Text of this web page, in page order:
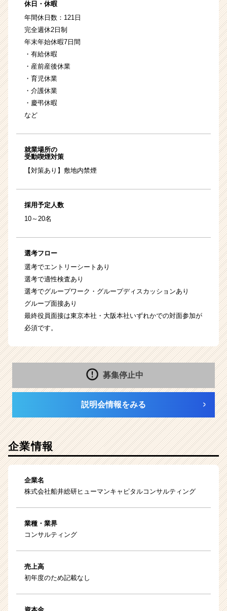
休日・休暇
年間休日数：121日
完全週休2日制
年末年始休暇7日間
・有給休暇
・産前産後休業
・育児休業
・介護休業
・慶弔休暇
など
就業場所の
受動喫煙対策
【対策あり】敷地内禁煙
採用予定人数
10～20名
選考フロー
選考でエントリーシートあり
選考で適性検査あり
選考でグループワーク・グループディスカッションあり
グループ面接あり
最終役員面接は東京本社・大阪本社いずれかでの対面参加が
必須です。
募集停止中
説明会情報をみる
企業情報
企業名
株式会社船井総研ヒューマンキャピタルコンサルティング
業種・業界
コンサルティング
売上高
初年度のため記載なし